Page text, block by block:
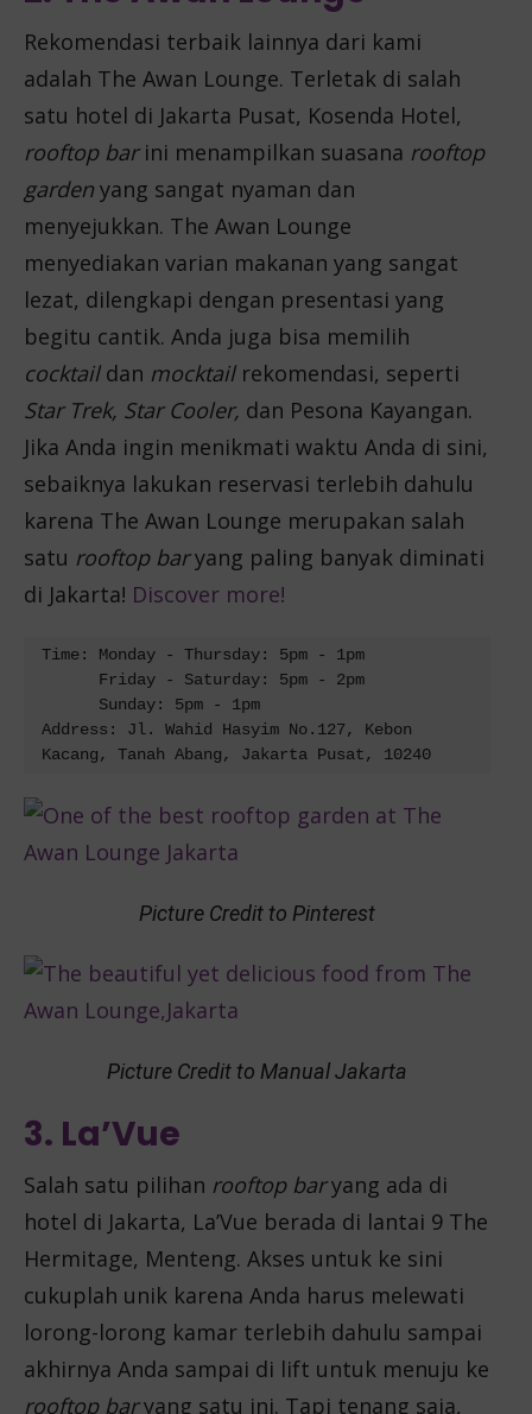
Rekomendasi terbaik lainnya dari kami
adalah The Awan Lounge. Terletak di salah
satu hotel di Jakarta Pusat, Kosenda Hotel,
rooftop barini menampilkan suasana rooftop
garden yang sangat nyaman dan
menyejukkan. The Awan Lounge
menyediakan varian makanan yang sangat
lezat, dilengkapi dengan presentasi yang
begitu cantik. Anda juga bisa memilih
cocktail dan mocktail rekomendasi, seperti
Star Trek, Star Cooler, dan Pesona Kayangan.
Jika Anda ingin menikmati waktu Anda di sini,
sebaiknya lakukan reservasi terlebih dahulu
karena The Awan Lounge merupakan salah
satu rooftop baryang paling banyak diminati
di Jakarta! Discover more!
Address: Jl. Wahid Hasyim No.127, Kebon
Kacang, Tanah Abang, Jakarta Pusat, 10240
Picture Credit to Pinterest
Picture Credit to Manual Jakarta
3. La’Vue
Salah satu pilihan rooftop baryang ada di
hotel di Jakarta, La’Vue berada di lantai 9 The
Hermitage, Menteng. Akses untuk ke sini
cukuplah unik karena Anda harus melewati
lorong-lorong kamar terlebih dahulu sampai
akhirnya Anda sampai di lift untuk menuju ke
rooftop baryang satu ini. Tapi tenang saja,